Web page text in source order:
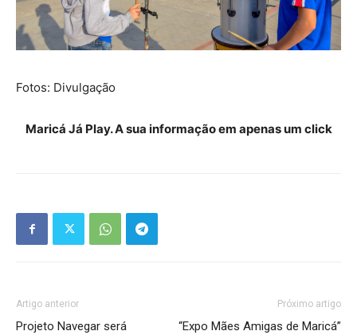
Fotos: Divulgação
Maricá Já Play. A sua informação em apenas um click
Artigo anterior
Projeto Navegar será
Próximo artigo
“Expo Mães Amigas de Maricá”